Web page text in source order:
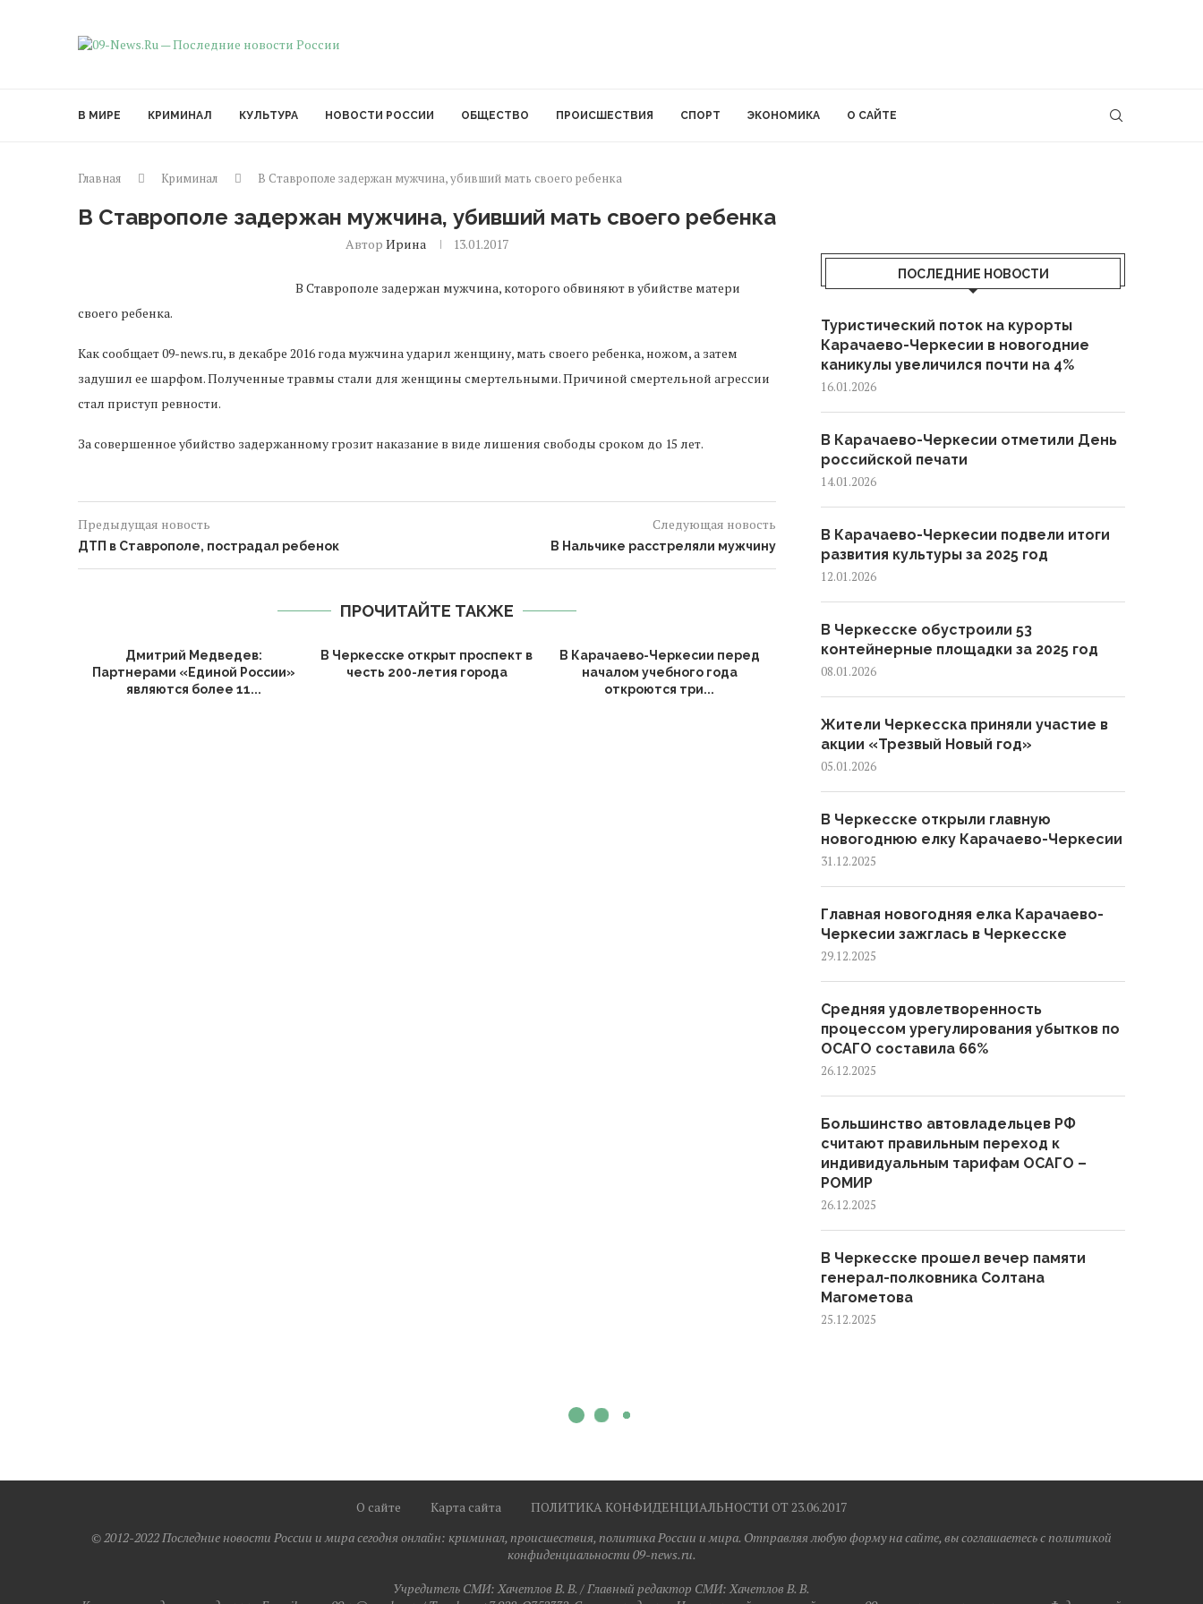
В МИРЕ КРИМИНАЛ КУЛЬТУРА НОВОСТИ РОССИИ ОБЩЕСТВО ПРОИСШЕСТВИЯ СПОРТ ЭКОНОМИКА О САЙТЕ
Главная Криминал В Ставрополе задержан мужчина, убивший мать своего ребенка
В Ставрополе задержан мужчина, убивший мать своего ребенка
Автор Ирина 13.01.2017
В Ставрополе задержан мужчина, которого обвиняют в убийстве матери
своего ребенка.
Как сообщает 09-news.ru, в декабре 2016 года мужчина ударил женщину, мать своего ребенка, ножом, а затем
задушил ее шарфом. Полученные травмы стали для женщины смертельными. Причиной смертельной агрессии
стал приступ ревности.
За совершенное убийство задержанному грозит наказание в виде лишения свободы сроком до 15 лет.
Предыдущая новость
ДТП в Ставрополе, пострадал ребенок
Следующая новость
В Нальчике расстреляли мужчину
ПРОЧИТАЙТЕ ТАКЖЕ
Дмитрий Медведев:
Партнерами «Единой России»
являются более 11...
В Черкесске открыт проспект в
честь 200-летия города
В Карачаево-Черкесии перед
началом учебного года
откроются три...
ПОСЛЕДНИЕ НОВОСТИ
Туристический поток на курорты
Карачаево-Черкесии в новогодние
каникулы увеличился почти на 4%
16.01.2026
В Карачаево-Черкесии отметили День
российской печати
14.01.2026
В Карачаево-Черкесии подвели итоги
развития культуры за 2025 год
12.01.2026
В Черкесске обустроили 53
контейнерные площадки за 2025 год
08.01.2026
Жители Черкесска приняли участие в
акции «Трезвый Новый год»
05.01.2026
В Черкесске открыли главную
новогоднюю елку Карачаево-Черкесии
31.12.2025
Главная новогодняя елка Карачаево-
Черкесии зажглась в Черкесске
29.12.2025
Средняя удовлетворенность
процессом урегулирования убытков по
ОСАГО составила 66%
26.12.2025
Большинство автовладельцев РФ
считают правильным переход к
индивидуальным тарифам ОСАГО –
РОМИР
26.12.2025
В Черкесске прошел вечер памяти
генерал-полковника Солтана
Магометова
25.12.2025
О сайте Карта сайта
ПОЛИТИКА КОНФИДЕНЦИАЛЬНОСТИ ОТ 23.06.2017
© 2012-2022 Последние новости России и мира сегодня онлайн: криминал, происшествия, политика России и мира. Отправляя любую форму на сайте, вы соглашаетесь с политикой
конфиденциальности 09-news.ru.
Учредитель СМИ: Хaчeтлoв B. B. / Главный редактор СМИ: Хaчeтлoв B. B.